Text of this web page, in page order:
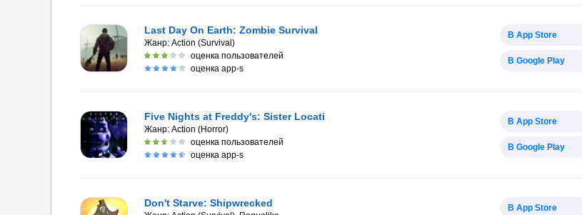
Last Day On Earth: Zombie Survival
Жанр: Action (Survival)
оценка пользователей
оценка app-s
В App Store
В Google Play
Five Nights at Freddy's: Sister Locati
Жанр: Action (Horror)
оценка пользователей
оценка app-s
В App Store
В Google Play
Don't Starve: Shipwrecked В App Store